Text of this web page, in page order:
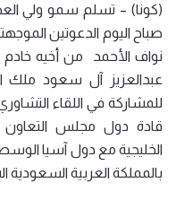
(كونا) – تسلم سمو ولي
صباح اليوم الدعوتين
نواف الأحمد من أخيه
عبدالعزيز آل سعود ملك
للمشاركة في اللقاء
قادة دول مجلس التعاون
الخليجية مع دول آسيا
بالمملكة العربية السعودية الشقيقة